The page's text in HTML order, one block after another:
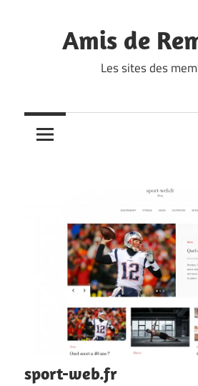
contentAmis de
Les sites des
sport-web.fr